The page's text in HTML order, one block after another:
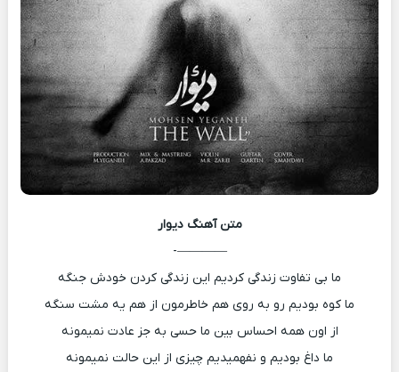
متن آهنگ دیوار
————-
ما بی تفاوت زندگی کردیم این زندگی کردن خودش جنگه
ما کوه بودیم رو به روی هم خاطرمون از هم یه مشت سنگه
از اون همه احساس بین ما حسی به جز عادت نمیمونه
ما داغ بودیم و نفهمیدیم چیزی از این حالت نمیمونه